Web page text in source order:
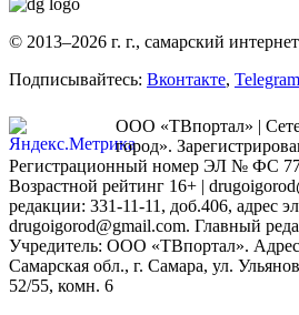
© 2013–2026 г. г., самарский
Подписывайтесь: Вконтакте, Telegram
ООО «ТВпортал» |
город».
Регистрационный номер ЭЛ № ФС 77
Возрастной рейтинг 16+ |
редакции: 331-11-11, доб.406, адрес
drugoigorod@gmail.com. Главный
Учредитель: ООО «ТВпортал».
Самарская обл., г. Самара, ул.
52/55, комн. 6